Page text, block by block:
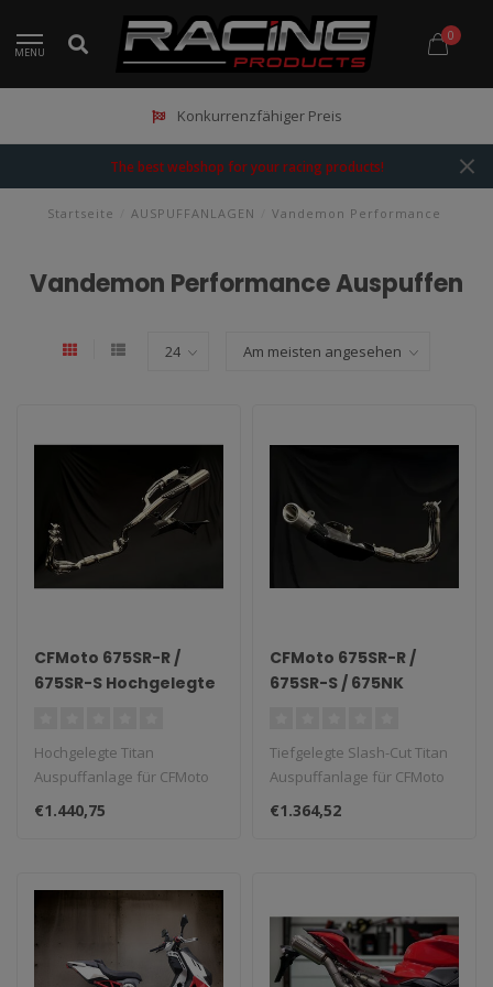
MENU
0
Montage ook mogelijk
The best webshop for your racing products!
Startseite AUSPUFFANLAGEN Vandemon Performance
Vandemon Performance Auspuffen
CFMoto 675SR-R /
675SR-S Hochgelegte
Hochgelegte Titan
Auspuffanlage für CFMoto
675SR-R/S.
€1.440,75
CFMoto 675SR-R /
675SR-S / 675NK
Tiefgelegte Slash-Cut Titan
Auspuffanlage für CFMoto
675SR-R/S/NK...
€1.364,52